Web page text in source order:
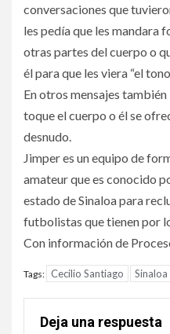
conversaciones que
les pedía que les mandara
otras partes del cuerpo o
él para que les viera “el
En otros mensajes
toque el cuerpo o él se
desnudo.
Jimper es un equipo de
amateur que es conocido
estado de Sinaloa para
futbolistas que tienen por
Con información de
Tags: Cecilio Santiago Sinaloa
Deja una respuesta